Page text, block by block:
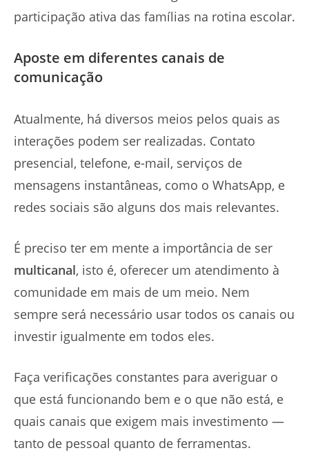
participação ativa das famílias na rotina escolar.
Aposte em diferentes canais de
comunicação
Atualmente, há diversos meios pelos quais as
interações podem ser realizadas. Contato
presencial, telefone, e-mail, serviços de
mensagens instantâneas, como o WhatsApp, e
redes sociais são alguns dos mais relevantes.
É preciso ter em mente a importância de ser
multicanal, isto é, oferecer um atendimento à
comunidade em mais de um meio. Nem
sempre será necessário usar todos os canais ou
investir igualmente em todos eles.
Faça verificações constantes para averiguar o
que está funcionando bem e o que não está, e
quais canais que exigem mais investimento —
tanto de pessoal quanto de ferramentas.